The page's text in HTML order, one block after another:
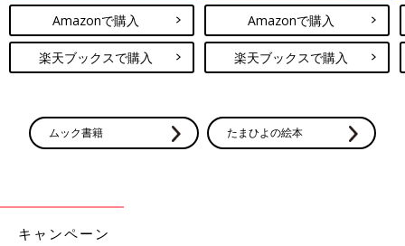
Amazonで購入
楽天ブックスで購入
Amazonで購入
楽天ブックスで購入
ムック書籍 たまひよの絵本
キャンペーン